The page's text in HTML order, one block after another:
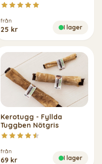
från
25 kr I lager
Kerotugg - Fyllda
Tuggben Nötgris
från
69 kr I lager